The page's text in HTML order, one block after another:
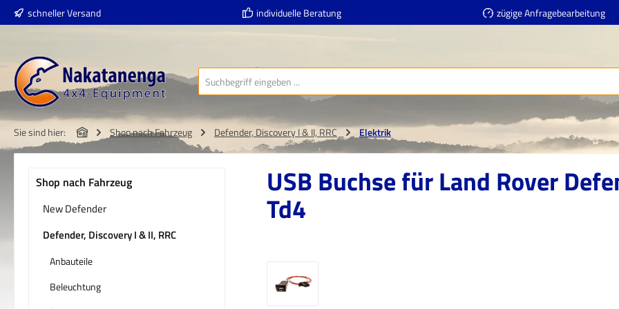
Hauptinhalt springen
Zur Suche springen
Zur Hauptnavigation springen
schneller Versand individuelle Beratung zügige Anfragebearbeitung
Sie sind hier: Shop nach Fahrzeug Defender, Discovery I & II, RRC Elektrik
Shop nach Fahrzeug
New Defender
Defender, Discovery I & II, RRC
Anbauteile
Beleuchtung
USB Buchse für Land Rover
Td4